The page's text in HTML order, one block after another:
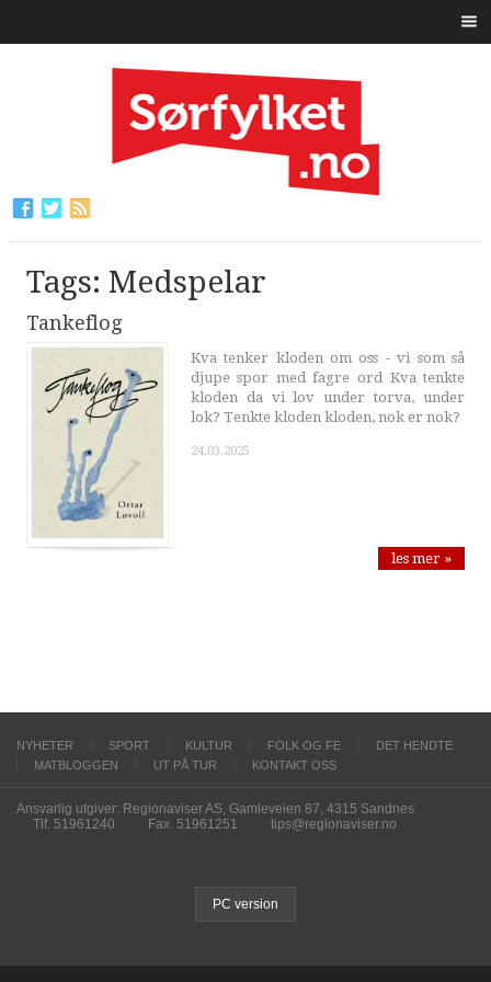
Tags: Medspelar
Tankeflog
Kva tenker kloden om oss - vi som så
djupe spor med fagre ord Kva tenkte
kloden da vi lov under torva, under
lok? Tenkte kloden kloden, nok er nok?
24.03.2025
les mer »
NYHETER SPORT KULTUR FOLK OG FE
DET HENDTE
MATBLOGGEN
UT PÅ TUR KONTAKT OSS
Ansvarlig utgiver: Regionaviser AS, Gamleveien 87, 4315 Sandnes
Tlf. 51961240
Fax. 51961251 tips@regionaviser.no
PC version